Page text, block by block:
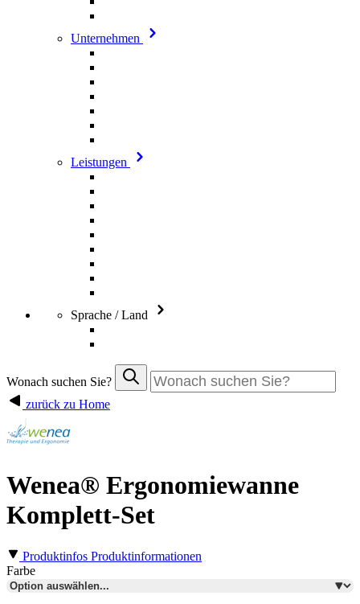
Unternehmen
Leistungen
Sprache / Land
Wonach suchen Sie?
zurück zu Home
Wenea® Ergonomiewanne
Komplett-Set
Produktinfos Produktinformationen
Farbe